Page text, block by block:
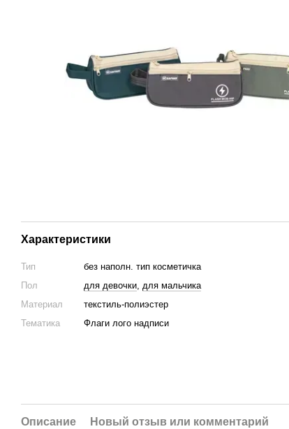
Характеристики
Тип
без наполн. тип косметичка
Пол
для девочки, для мальчика
Материал
текстиль-полиэстер
Тематика
Флаги лого надписи
Описание Новый отзыв или комментарий